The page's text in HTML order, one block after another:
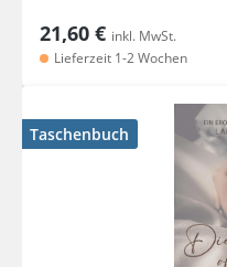
21,60 € inkl. MwSt.
Lieferzeit 1-2 Wochen
Taschenbuch